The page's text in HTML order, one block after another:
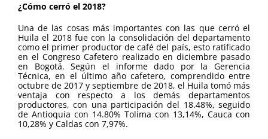
¿Cómo cerró el 2018?
Una de las cosas más importantes con las que cerró el
Huila el 2018 fue con la consolidación del departamento
como el primer productor de café del país, esto ratificado
en el Congreso Cafetero realizado en diciembre pasado
en Bogotá. Según el informe dado por la Gerencia
Técnica, en el último año cafetero, comprendido entre
octubre de 2017 y septiembre de 2018, el Huila tomó más
ventaja con respecto a los demás departamentos
productores, con una participación del 18.48%, seguido
de Antioquia con 14.80% Tolima con 13,14%, Cauca con
10,28% y Caldas con 7,97%.